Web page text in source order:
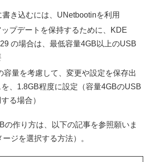
き込むには、UNetbootinを利用
プデートを保持するために、KDE
の場合は、最低容量4GB以上のUSB
容量を考慮して、変更や設定を保存出
、1.8GB程度に設定（容量4GBのUSB
る場合）
の作り方は、以下の記事を参照願いま
ジを選択する方法）。